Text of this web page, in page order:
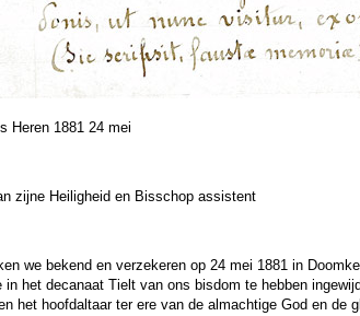
Heren 1881 24 mei
zijne Heiligheid en Bisschop assistent
we bekend en verzekeren op 24 mei 1881 in
in het decanaat Tielt van ons bisdom te hebben
het hoofdaltaar ter ere van de almachtige God en de